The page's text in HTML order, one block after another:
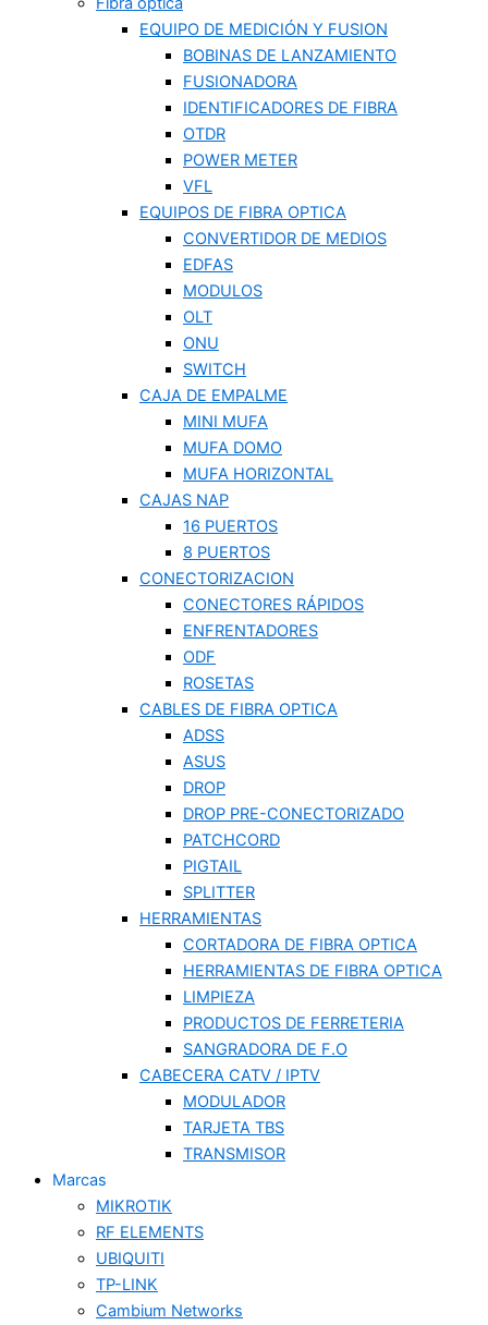
EQUIPO DE MEDICIÓN Y FUSION
BOBINAS DE LANZAMIENTO
FUSIONADORA
IDENTIFICADORES DE FIBRA
OTDR
POWER METER
VFL
EQUIPOS DE FIBRA OPTICA
CONVERTIDOR DE MEDIOS
EDFAS
MODULOS
OLT
ONU
SWITCH
CAJA DE EMPALME
MINI MUFA
MUFA DOMO
MUFA HORIZONTAL
CAJAS NAP
16 PUERTOS
8 PUERTOS
CONECTORIZACION
CONECTORES RÁPIDOS
ENFRENTADORES
ODF
ROSETAS
CABLES DE FIBRA OPTICA
ADSS
ASUS
DROP
DROP PRE-CONECTORIZADO
PATCHCORD
PIGTAIL
SPLITTER
HERRAMIENTAS
CORTADORA DE FIBRA OPTICA
HERRAMIENTAS DE FIBRA OPTICA
LIMPIEZA
PRODUCTOS DE FERRETERIA
SANGRADORA DE F.O
CABECERA CATV / IPTV
MODULADOR
TARJETA TBS
TRANSMISOR
Marcas
MIKROTIK
RF ELEMENTS
UBIQUITI
TP-LINK
Cambium Networks